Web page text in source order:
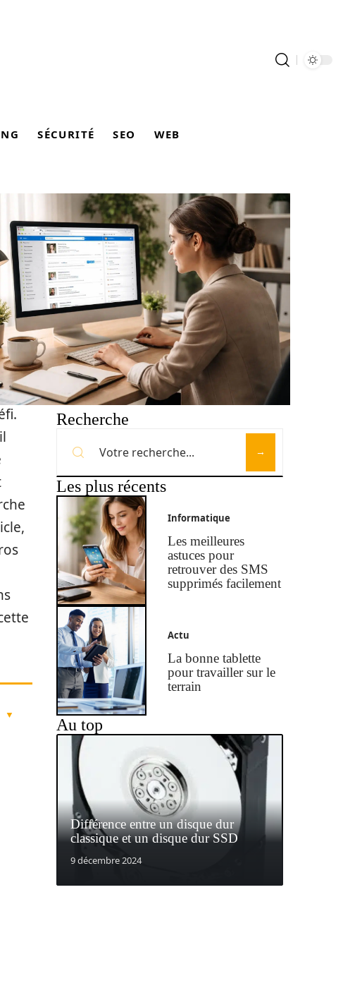
SÉCURITÉ SEO WEB
Recherche
Les plus récents
Informatique
Les meilleures
astuces pour
retrouver des SMS
supprimés facilement
Actu
La bonne tablette
pour travailler sur le
terrain
Au top
Différence entre un disque dur
classique et un disque dur SSD
9 décembre 2024